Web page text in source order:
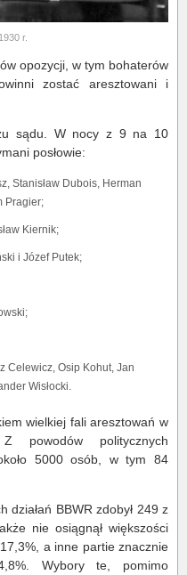
r.
opozycji, w tym bohaterów
zostać aresztowani i
sądu. W nocy z 9 na 10
posłowie:
Stanisław Dubois, Herman
Pragier;
Kiernik;
i Józef Putek;
Celewicz, Osip Kohut, Jan
Wisłocki.
wielkiej fali aresztowań w
powodów politycznych
5000 osób, w tym 84
działań BBWR zdobył 249 z
nie osiągnął większości
a inne partie znacznie
Wybory te, pomimo